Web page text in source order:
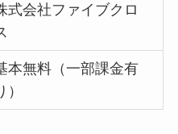
式会社ファイブクロ
本無料（一部課金有
）